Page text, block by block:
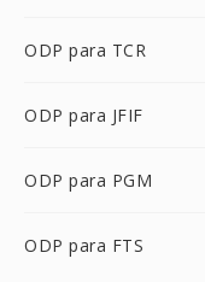
ODP para TCR
ODP para JFIF
ODP para PGM
ODP para FTS